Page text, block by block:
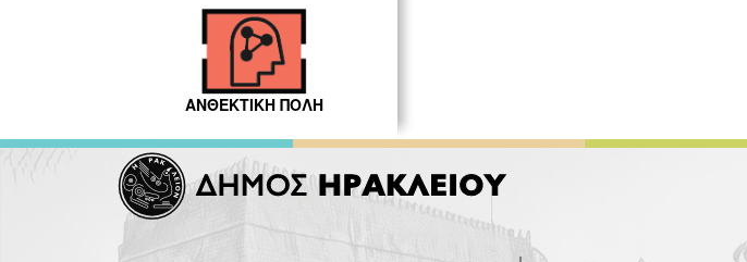
ΑΝΘΕΚΤΙΚΗ ΠΟΛΗ